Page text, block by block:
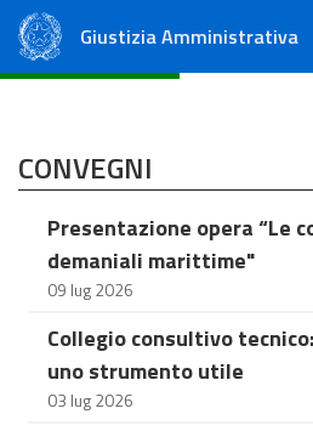
Giustizia Amministrativa
CONVEGNI
Presentazione opera “Le
demaniali marittime"
09 lug 2026
Collegio consultivo
uno strumento utile
03 lug 2026